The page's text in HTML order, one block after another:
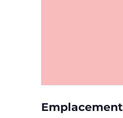
Emplacement